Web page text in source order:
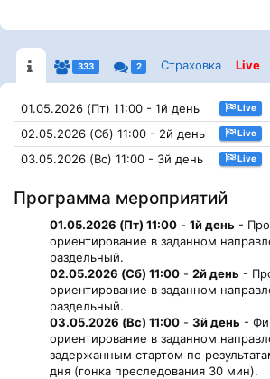
333 2 Страховка Live
01.05.2026 (Пт) 11:00 - 1й день Live
02.05.2026 (Сб) 11:00 - 2й день Live
03.05.2026 (Вс) 11:00 - 3й день Live
Программа мероприятий
01.05.2026 (Пт) 11:00 - 1й день -
ориентирование в заданном
раздельный.
02.05.2026 (Сб) 11:00 - 2й день -
ориентирование в заданном
раздельный.
03.05.2026 (Вс) 11:00 - 3й день -
ориентирование в заданном
задержанным стартом по
дня (гонка преследования 30 мин).